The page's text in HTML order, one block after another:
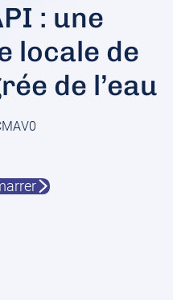
: une
locale de
de l’eau
V0